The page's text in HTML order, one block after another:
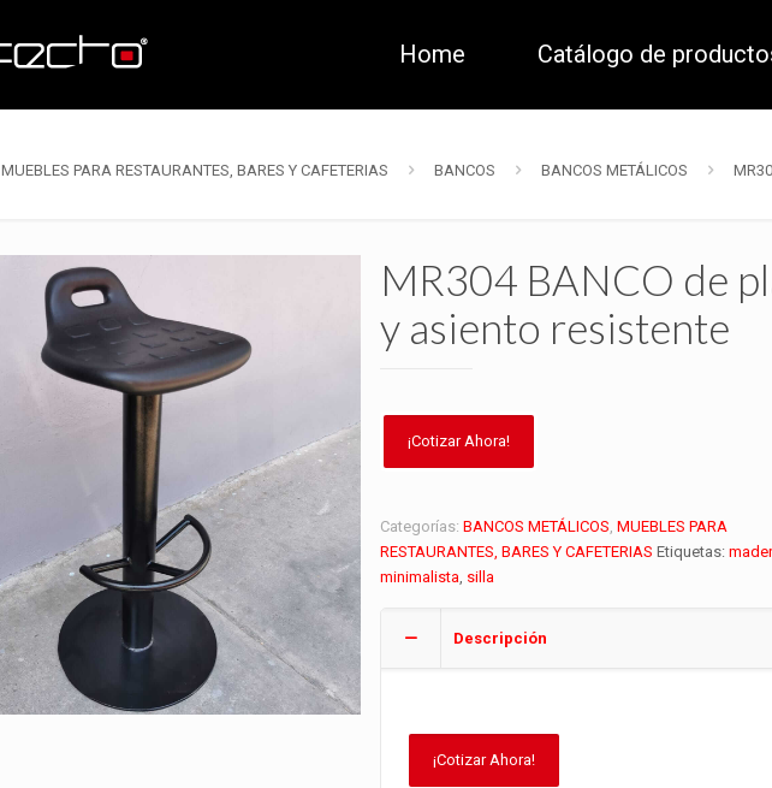
Home Catálogo de
MUEBLES PARA RESTAURANTES, BARES Y CAFETERIAS BANCOS BANCOS METÁLICOS
MR304 BANCO de
y asiento resistente
Categorías:BANCOS METÁLICOS,MUEBLES PARA
RESTAURANTES, BARES Y CAFETERIAS Etiquetas:
minimalista, silla
Descripción
¡Cotizar Ahora!